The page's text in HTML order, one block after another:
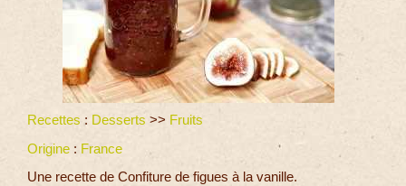
Recettes : Desserts >> Fruits
Origine : France
Une recette de Confiture de figues à la vanille.